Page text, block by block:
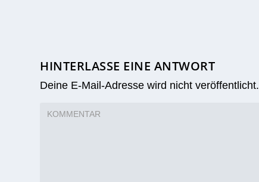
HINTERLASSE EINE ANTWORT
Deine E-Mail-Adresse wird nicht veröffentlicht.